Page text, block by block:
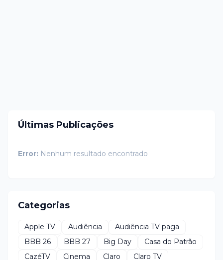
Últimas Publicações
Error: Nenhum resultado encontrado
Categorias
Apple TV Audiência
Audiência TV paga
BBB 26
BBB 27 Big Day
Casa do Patrão
CazéTV
Cinema Claro
Claro TV